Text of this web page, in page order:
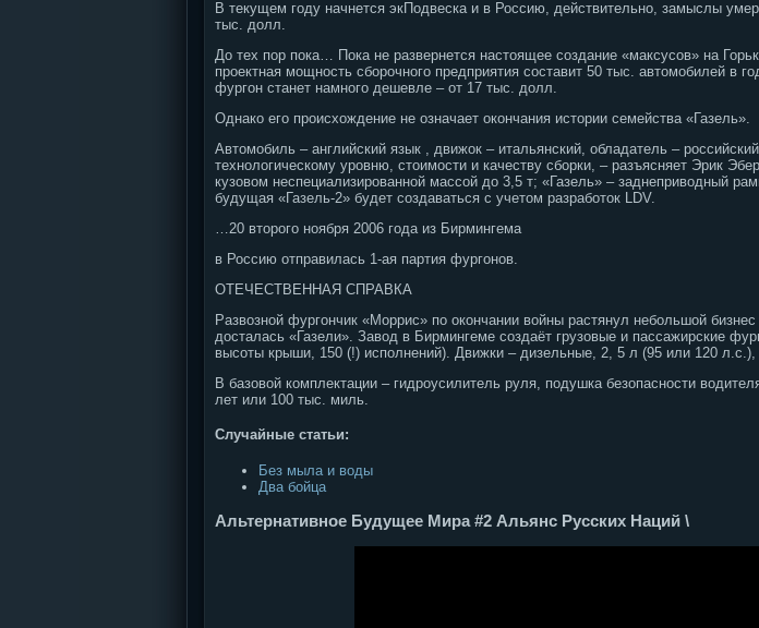
В текущем году начнется экПодвеска и в Россию, действительно, замыслы
тыс. долл.
До тех пор пока… Пока не развернется настоящее создание «максусов» на
проектная мощность сборочного предприятия составит 50 тыс. автомобилей в
фургон станет намного дешевле – от 17 тыс. долл.
Однако его происхождение не означает окончания истории семейства «Газель».
Автомобиль – английский язык , движок – итальянский, обладатель –
технологическому уровню, стоимости и качеству сборки, – разъясняет Эрик
кузовом неспециализированной массой до 3,5 т; «Газель» – заднеприводный
будущая «Газель-2» будет создаваться с учетом разработок LDV.
…20 второго ноября 2006 года из Бирмингема
в Россию отправилась 1-ая партия фургонов.
ОТЕЧЕСТВЕННАЯ СПРАВКА
Развозной фургончик «Моррис» по окончании войны растянул небольшой
досталась «Газели». Завод в Бирмингеме создаёт грузовые и пассажирские
высоты крыши, 150 (!) исполнений). Движки – дизельные, 2, 5 л (95 или 120 л.с.),
В базовой комплектации – гидроусилитель руля, подушка безопасности
лет или 100 тыс. миль.
Случайные статьи:
Без мыла и воды
Два бойца
Альтернативное Будущее Мира #2 Альянс Русских Наций \